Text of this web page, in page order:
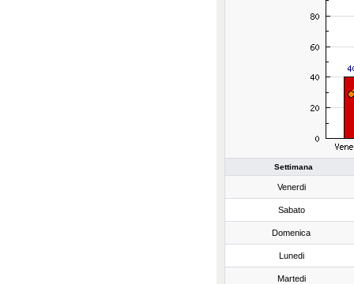
Settimana
Venerdi
Sabato
Domenica
Lunedi
Martedi